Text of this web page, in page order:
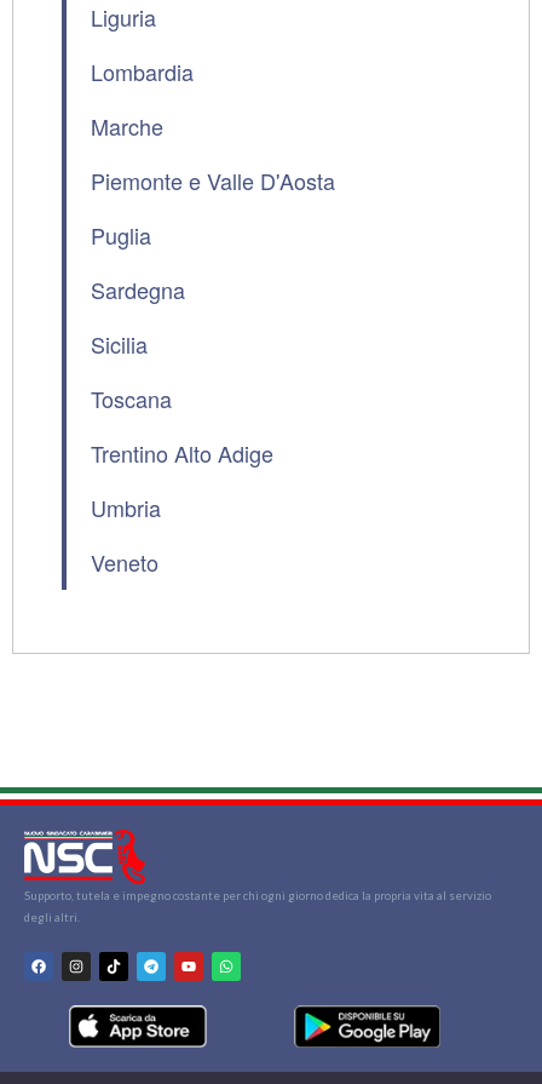
Liguria
Lombardia
Marche
Piemonte e Valle D'Aosta
Puglia
Sardegna
Sicilia
Toscana
Trentino Alto Adige
Umbria
Veneto
Supporto, tutela e impegno costante per chi ogni giorno dedica la propria vita al servizio
degli altri.